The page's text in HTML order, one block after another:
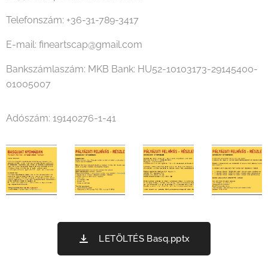
Telefonszám: +36-31-789-3417
E-mail: fineartscap@gmail.com
Bankszámlaszám: MKB Bank: HU52-10103173-29145400-
01005007
Adószám: 19140276-1-41
LETÖLTÉS Basq.pptx